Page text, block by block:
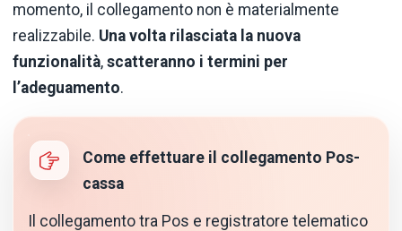
momento, il collegamento non è materialmente
realizzabile. Una volta rilasciata la nuova
funzionalità, scatteranno i termini per
l’adeguamento.
Come effettuare il collegamento Pos-
cassa
Il collegamento tra Pos e registratore telematico